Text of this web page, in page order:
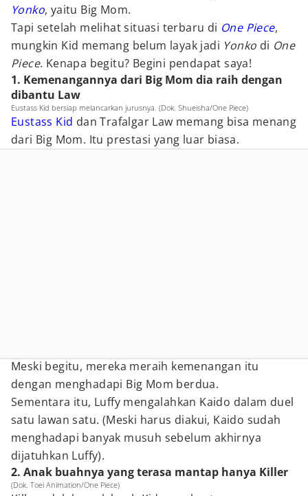
Yonko, yaitu Big Mom.
Tapi setelah melihat situasi terbaru di One Piece,
mungkin Kid memang belum layak jadi Yonko di One
Piece. Kenapa begitu? Begini pendapat saya!
1. Kemenangannya dari Big Mom dia raih dengan
dibantu Law
Eustass Kid bersiap melancarkan jurusnya. (Dok. Shueisha/One Piece)
Eustass Kid dan Trafalgar Law memang bisa menang
dari Big Mom. Itu prestasi yang luar biasa.
Meski begitu, mereka meraih kemenangan itu
dengan menghadapi Big Mom berdua.
Sementara itu, Luffy mengalahkan Kaido dalam duel
satu lawan satu. (Meski harus diakui, Kaido sudah
menghadapi banyak musuh sebelum akhirnya
dijatuhkan Luffy).
2. Anak buahnya yang terasa mantap hanya Killer
(Dok. Toei Animation/One Piece)